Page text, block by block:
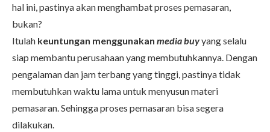
hal ini, pastinya akan menghambat proses pemasaran,
bukan?
Itulah keuntungan menggunakan media buyyang selalu
siap membantu perusahaan yang membutuhkannya. Dengan
pengalaman dan jam terbang yang tinggi, pastinya tidak
membutuhkan waktu lama untuk menyusun materi
pemasaran. Sehingga proses pemasaran bisa segera
dilakukan.